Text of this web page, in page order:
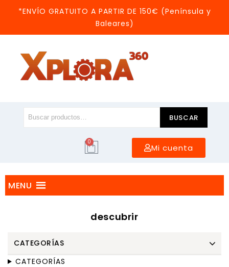
*ENVÍO GRATUITO A PARTIR DE 150€ (Península y
Baleares)
BUSCAR
0
Mi cuenta
MENU
descubrir
CATEGORÍAS
CATEGORÍAS